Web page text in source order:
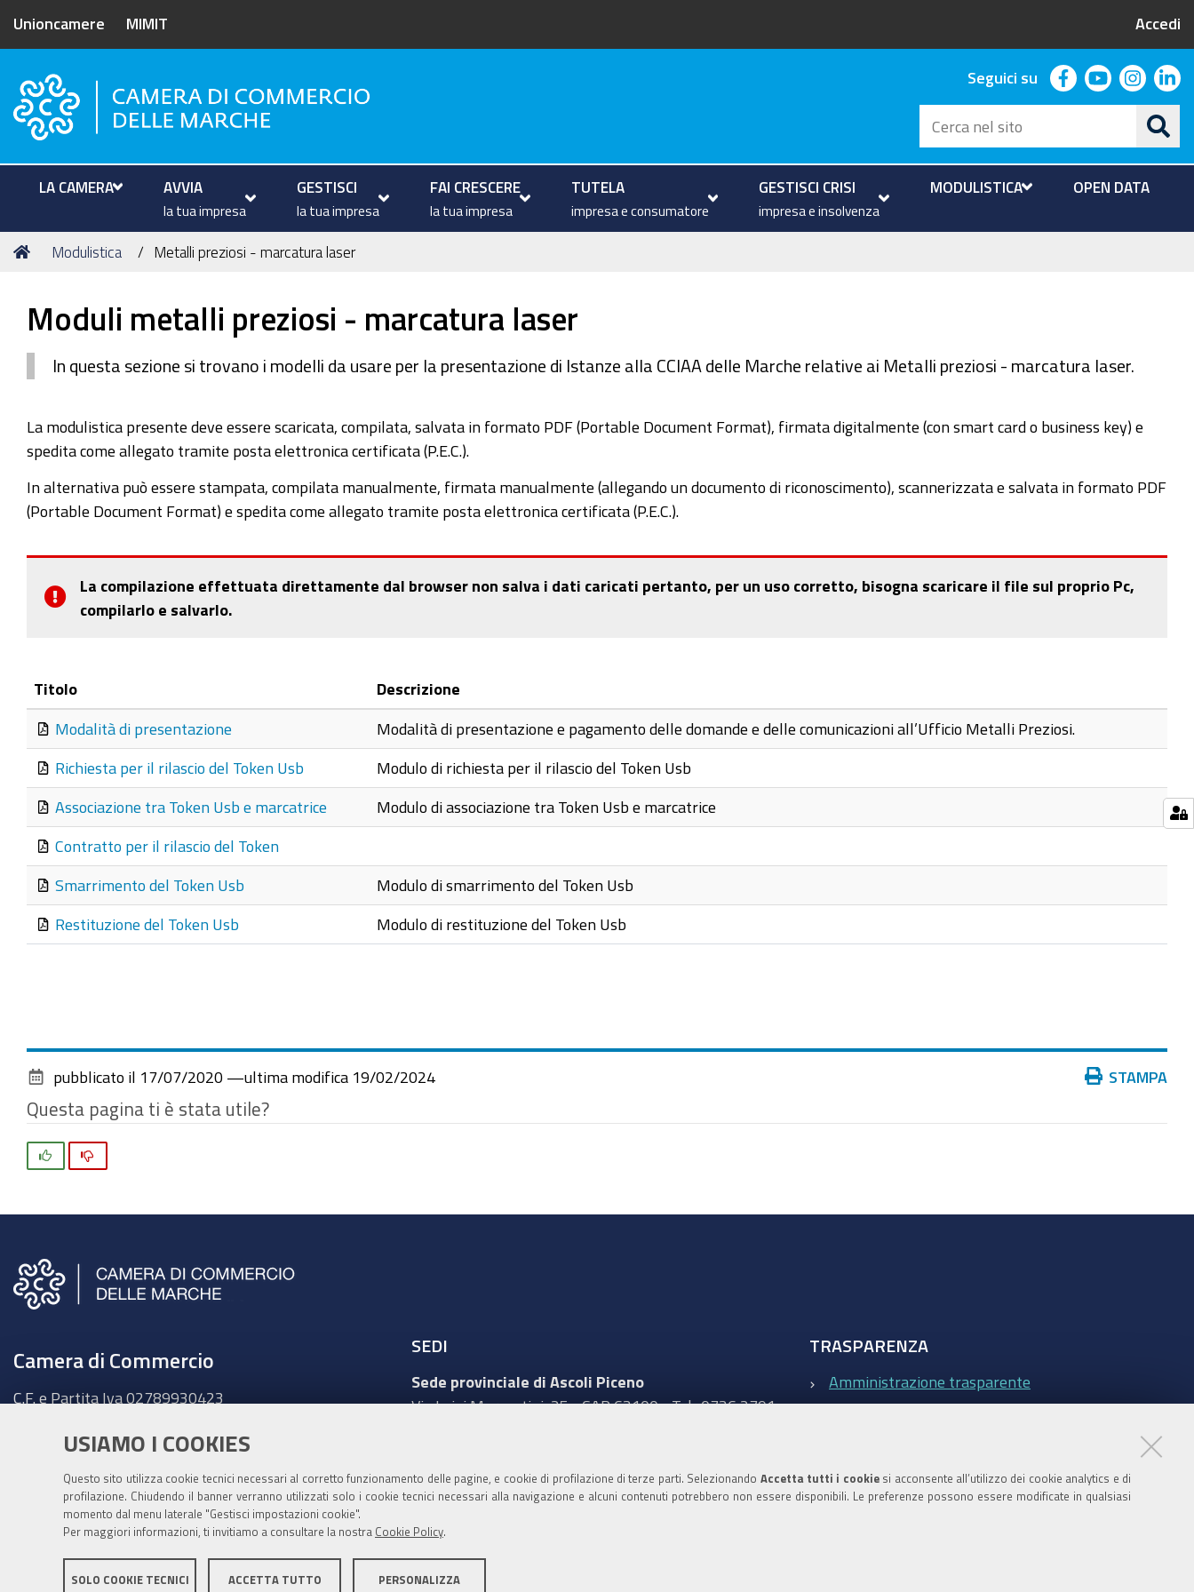
USIAMO I COOKIES
Questo sito utilizza cookie tecnici necessari al corretto funzionamento delle pagine, e cookie di profilazione di terze parti. Selezionando Accetta tutti i cookiesi acconsente all’utilizzo dei cookie analytics e di
profilazione. Chiudendo il banner verranno utilizzati solo i cookie tecnici necessari alla navigazione e alcuni contenuti potrebbero non essere disponibili. Le preferenze possono essere modificate in qualsiasi
momento dal menu laterale "Gestisci impostazioni cookie".
Per maggiori informazioni, ti invitiamo a consultare la nostra Cookie Policy
SOLO COOKIE TECNICI ACCETTA TUTTO PERSONALIZZA
Unioncamere MIMIT Accedi
Camera di Commercio delle Marche
Seguici su facebookyoutube
Cerca
nel
sito
LA CAMERA AVVIA
la tua impresa
GESTISCI
la tua impresa
FAI CRESCERE
la tua impresa
TUTELA
impresa e consumatore
GESTISCI CRISI
impresa e insolvenza
MODULISTICA OPEN DATA
Tu
Home
Modulistica Metalli preziosi - marcatura laser
Moduli metalli preziosi - marcatura laser
In questa sezione si trovano i modelli da usare per la presentazione di Istanze alla CCIAA delle Marche relative ai Metalli preziosi - marcatura laser.
La modulistica presente deve essere scaricata, compilata, salvata in formato PDF (Portable Document Format), firmata digitalmente (con smart card o business key) e
spedita come allegato tramite posta elettronica certificata (P.E.C.).
In alternativa può essere stampata, compilata manualmente, firmata manualmente (allegando un documento di riconoscimento), scannerizzata e salvata in formato PDF
(Portable Document Format) e spedita come allegato tramite posta elettronica certificata (P.E.C.).
La compilazione effettuata direttamente dal browser non salva i dati caricati pertanto, per un uso corretto, bisogna scaricare il file sul proprio Pc,
compilarlo e salvarlo.
Titolo Descrizione
Modalità di presentazione Modalità di presentazione e pagamento delle domande e delle comunicazioni all’Ufficio Metalli Preziosi.
Richiesta per il rilascio del Token Usb Modulo di richiesta per il rilascio del Token Usb
Associazione tra Token Usb e marcatrice Modulo di associazione tra Token Usb e marcatrice
Contratto per il rilascio del Token
Smarrimento del Token Usb Modulo di smarrimento del Token Usb
Restituzione del Token Usb Modulo di restituzione del Token Usb
Azioni
documento
STAMPA
pubblicato il 17/07/2020 —ultima modifica 19/02/2024
Questa pagina ti è stata utile?
Camera di Commercio
C.F. e Partita Iva 02789930423
Ancona - Largo XXIV Maggio, 1 - CAP 60123
Fatt. elettronica - Cod. univoco:UFKY7Z
cciaa@pec.marche.camcom.it
SEDI
Sede provinciale di Ascoli Piceno
Via Luigi Mercantini, 25 - CAP 63100 - Tel.: 0736 2791
Sede provinciale di Macerata
Via Tommaso Lauri, 7 - CAP 62100 - Tel.: 0733 2511
Sede provinciale di Pesaro Urbino
Corso XI Settembre, 116 - CAP 61121 - Tel.: 0721
TRASPARENZA
Amministrazione trasparente